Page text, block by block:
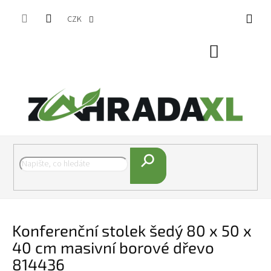
CZK
Hledat
Konferenční stolek šedý 80 x 50 x
40 cm masivní borové dřevo
814436